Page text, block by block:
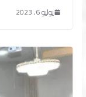
يوليو 6, 2023